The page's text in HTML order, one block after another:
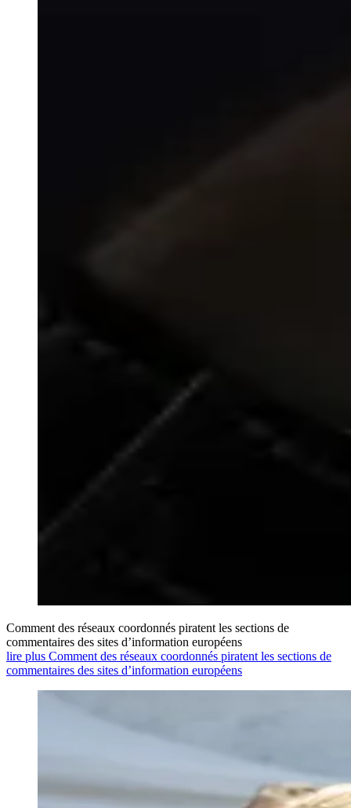
Comment des réseaux coordonnés piratent les sections de
commentaires des sites d’information européens
lire plus Comment des réseaux coordonnés piratent les sections de
commentaires des sites d’information européens